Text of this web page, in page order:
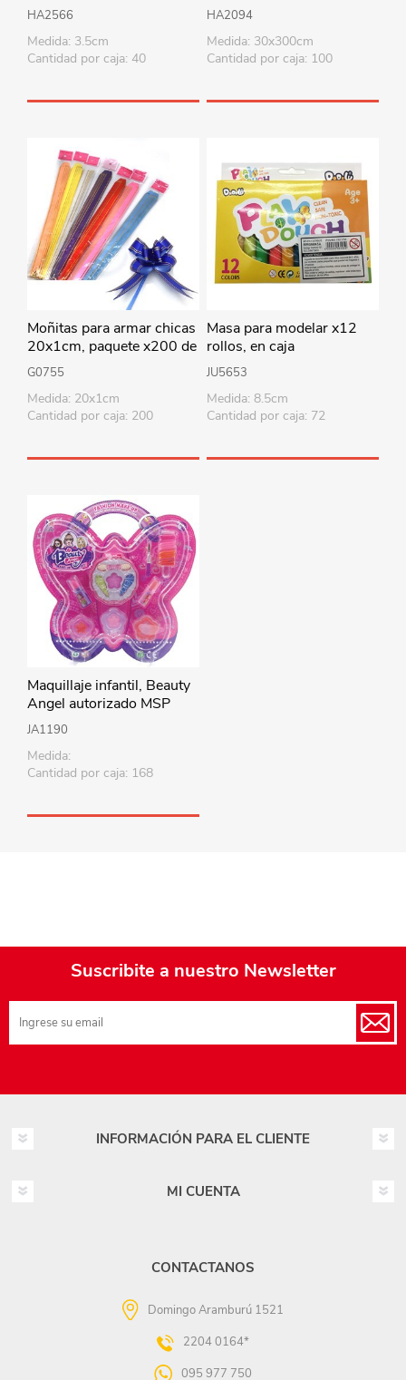
HA2566
Medida: 3.5cm
Cantidad por caja: 40
HA2094
Medida: 30x300cm
Cantidad por caja: 100
Moñitas para armar chicas
20x1cm, paquete x200 de
un color, colores surtidos
G0755
Medida: 20x1cm
Cantidad por caja: 200
Masa para modelar x12
rollos, en caja
JU5653
Medida: 8.5cm
Cantidad por caja: 72
Maquillaje infantil, Beauty
Angel autorizado MSP
JA1190
Medida:
Cantidad por caja: 168
Suscribite a nuestro Newsletter
INFORMACIÓN PARA EL CLIENTE
MI CUENTA
CONTACTANOS
Domingo Aramburú 1521
2204 0164*
095 977 750